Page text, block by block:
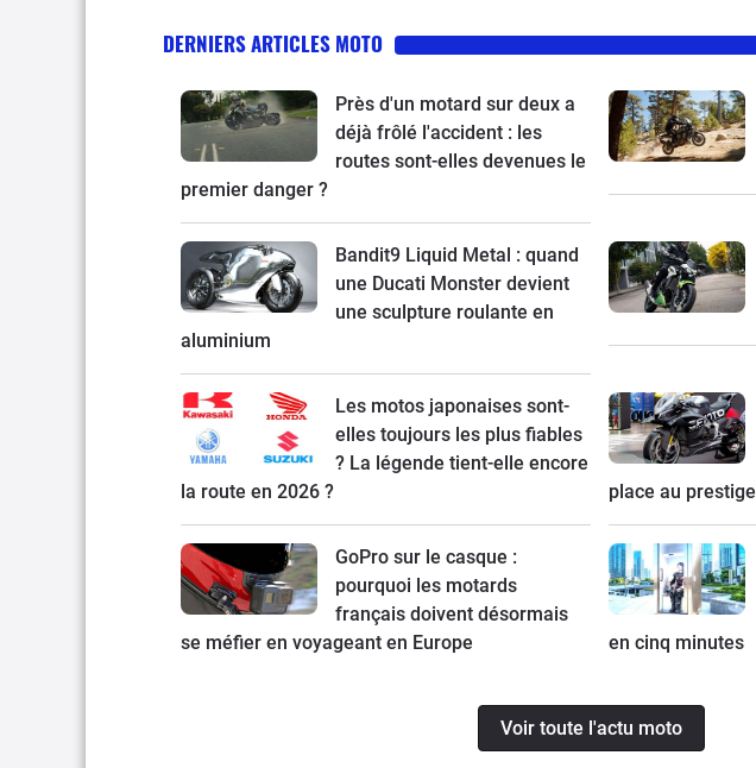
DERNIERS ARTICLES MOTO
Près d'un motard sur deux a
déjà frôlé l'accident : les
routes sont-elles devenues le
premier danger ?
Bandit9 Liquid Metal : quand
une Ducati Monster devient
une sculpture roulante en
aluminium
Les motos japonaises sont-
elles toujours les plus fiables
? La légende tient-elle encore
la route en 2026 ?
place au prestige
GoPro sur le casque :
pourquoi les motards
français doivent désormais
se méfier en voyageant en Europe
en cinq minutes
Voir toute l'actu moto